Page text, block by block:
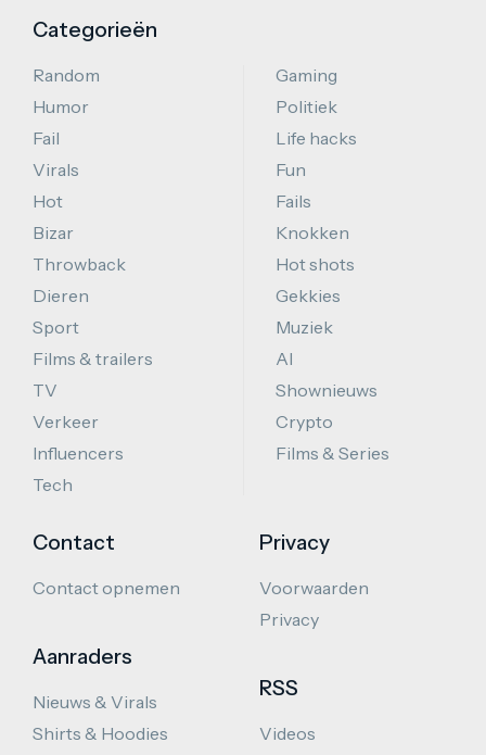
Categorieën
Random
Humor
Fail
Virals
Hot
Bizar
Throwback
Dieren
Sport
Films & trailers
TV
Verkeer
Influencers
Tech
Gaming
Politiek
Life hacks
Fun
Fails
Knokken
Hot shots
Gekkies
Muziek
AI
Shownieuws
Crypto
Films & Series
Contact
Contact opnemen
Aanraders
Nieuws & Virals
Shirts & Hoodies
Privacy
Voorwaarden
Privacy
RSS
Videos